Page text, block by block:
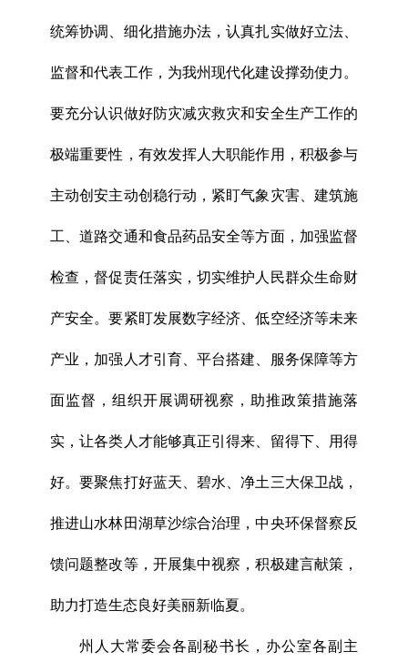
统筹协调、细化措施办法，认真扎实做好立法、
监督和代表工作，为我州现代化建设撑劲使力。
要充分认识做好防灾减灾救灾和安全生产工作的
极端重要性，有效发挥人大职能作用，积极参与
主动创安主动创稳行动，紧盯气象灾害、建筑施
工、道路交通和食品药品安全等方面，加强监督
检查，督促责任落实，切实维护人民群众生命财
产安全。要紧盯发展数字经济、低空经济等未来
产业，加强人才引育、平台搭建、服务保障等方
面监督，组织开展调研视察，助推政策措施落
实，让各类人才能够真正引得来、留得下、用得
好。要聚焦打好蓝天、碧水、净土三大保卫战，
推进山水林田湖草沙综合治理，中央环保督察反
馈问题整改等，开展集中视察，积极建言献策，
助力打造生态良好美丽新临夏。
州人大常委会各副秘书长，办公室各副主